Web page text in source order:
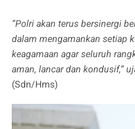
“Polri akan terus bersinergi
dalam mengamankan setiap
keagamaan agar seluruh
aman, lancar dan kondusif,”
(Sdn/Hms)